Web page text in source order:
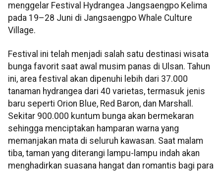
menggelar Festival Hydrangea Jangsaengpo Kelima
pada 19–28 Juni di Jangsaengpo Whale Culture
Village.
Festival ini telah menjadi salah satu destinasi wisata
bunga favorit saat awal musim panas di Ulsan. Tahun
ini, area festival akan dipenuhi lebih dari 37.000
tanaman hydrangea dari 40 varietas, termasuk jenis
baru seperti Orion Blue, Red Baron, dan Marshall.
Sekitar 900.000 kuntum bunga akan bermekaran
sehingga menciptakan hamparan warna yang
memanjakan mata di seluruh kawasan. Saat malam
tiba, taman yang diterangi lampu-lampu indah akan
menghadirkan suasana hangat dan romantis bagi para